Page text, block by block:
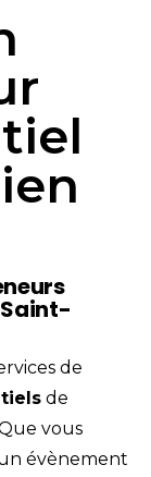
de
de
vous
évènement